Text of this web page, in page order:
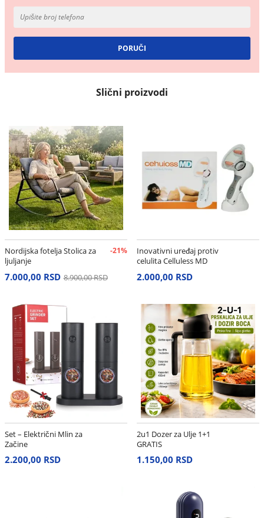
Slični proizvodi
Nordijska fotelja Stolica za
ljuljanje
-21%
7.000,00 RSD 8.900,00 RSD
Inovativni uređaj protiv
celulita Celluless MD
2.000,00 RSD
Set – Električni Mlin za
Začine
2.200,00 RSD
2u1 Dozer za Ulje 1+1
GRATIS
1.150,00 RSD